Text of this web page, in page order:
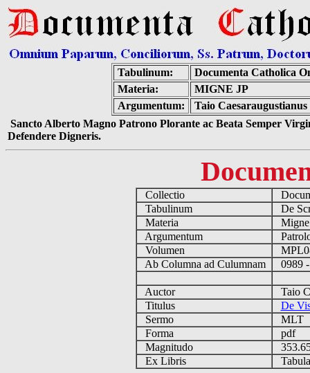
Tabulinum:
Documenta Catholica
Materia:
MIGNE JP
Argumentum:
Taio
Sancto Alberto Magno Patrono Plorante ac Beata Semper
Defendere Digneris.
Collectio
Tabulinum
De
Materia
Argumentum
Volumen
Ab Columna ad Culumnam
0989
Auctor
Taio
Titulus
De
Sermo
MLT
Forma
pdf
Magnitudo
Ex Libris